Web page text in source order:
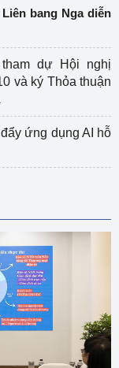
bang Nga diễn
dự Hội nghị
và ký Thỏa thuận
ứng dụng AI hỗ